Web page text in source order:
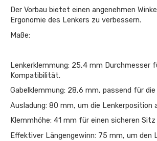
Der Vorbau bietet einen angenehmen
Ergonomie des Lenkers zu verbessern.
Maße:
Lenkerklemmung: 25,4 mm Durchmesser
Kompatibilität.
Gabelklemmung: 28,6 mm, passend für
Ausladung: 80 mm, um die Lenkerposition
Klemmhöhe: 41 mm für einen sicheren
Effektiver Längengewinn: 75 mm, um den